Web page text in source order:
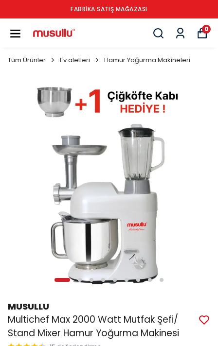
FABRİKA SATIŞ MAĞAZASI
0
Tüm Ürünler Ev aletleri Hamur Yoğurma Makineleri
MUSULLU
Multichef Max 2000 Watt Mutfak Şefi/
Stand Mixer Hamur Yoğurma Makinesi